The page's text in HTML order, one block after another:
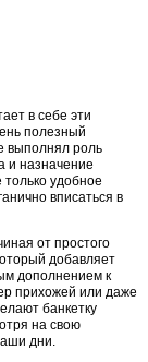
в себе эти
полезный
выполнял роль
и назначение
удобное
вписаться в
от простого
добавляет
дополнением к
прихожей или даже
банкетку
на свою
дни.